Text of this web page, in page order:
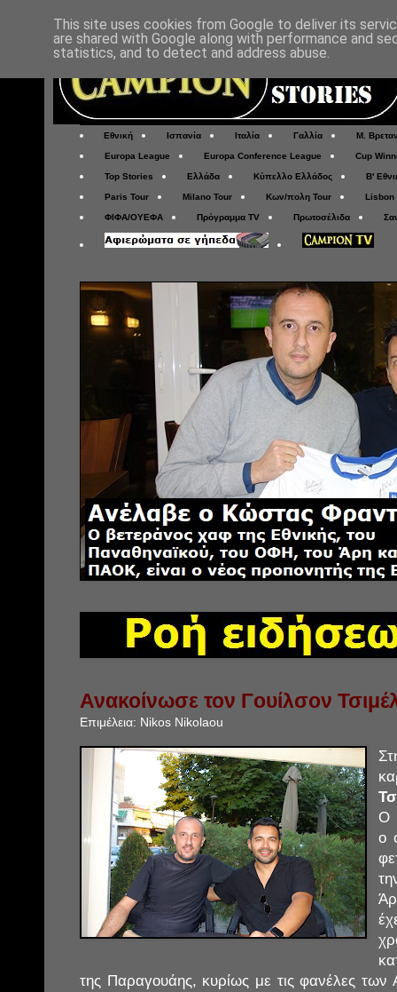
Εθνική Ισπανία Ιταλία Γαλλία Μ.
Europa League Europa Conference League Cup
Top Stories Ελλάδα Κύπελλο Ελλάδος Β'
Paris Tour Milano Tour Κων/πολη Tour Lisbon
ΦΙΦΑ/ΟΥΕΦΑ Πρόγραμμα TV Πρωτοσέλιδα
Ανακοίνωσε τον Γουίλσον
Επιμέλεια: Nikos Nikolaou
Ο
ο
της Παραγουάης, κυρίως με τις φανέλες
This site uses cookies from Google to deliver its
are shared with Google along with performance and
statistics, and to detect and address abuse.